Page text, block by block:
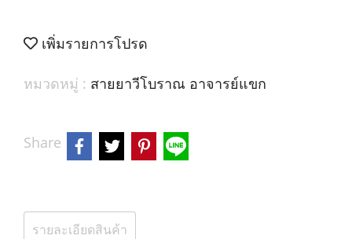
เพิ่มรายการโปรด
หมวดหมู่ : สายยาวีโบราณ อาจารย์แขก
Share
รายละเอียดสินค้า